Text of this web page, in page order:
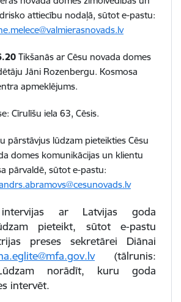
attiecību nodaļā, sūtot e-pastu:
Tikšanās ar Cēsu novada domes
Jāni Rozenbergu. Kosmosa
apmeklējums.
Cīrulīšu iela 63, Cēsis.
pārstāvjus lūdzam pieteikties Cēsu
domes komunikācijas un klientu
pārvaldē, sūtot e-pastu:
intervijas ar Latvijas goda
pieteikt, sūtot e-pastu
preses sekretārei Diānai
(tālrunis:
norādīt, kuru goda
intervēt.